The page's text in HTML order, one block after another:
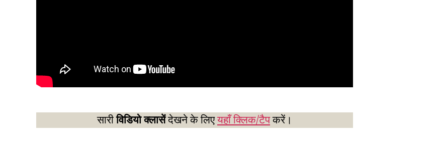
सारीविडियो क्लासेंदेखने के लिएयहाँ क्लिक/टैपकरें।